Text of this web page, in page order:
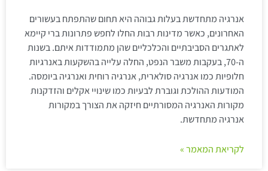
אנרגיה מתחדשת בעלות גבוהה היא תחום שהתפתח בעשורים
האחרונים, כאשר מדינות רבות החלו לחפש פתרונות ברי קיימא
לאתגרים הסביבתיים והכלכליים שהן מתמודדות איתם. בשנות
ה-70, בעקבות משבר הנפט, החלה עלייה בהשקעות באנרגיות
חלופיות כמו אנרגיה סולארית, אנרגיה רוחית ואנרגיה ביומסה.
המודעות ההולכת וגוברת לבעיות כמו שינויי אקלים והזדקנות
מקורות האנרגיה המסורתיים חיזקה את הצורך במקורות
אנרגיה מתחדשת.
לקריאת המאמר »